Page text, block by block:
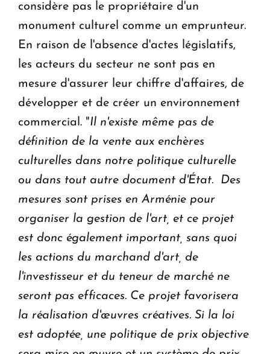
considère pas le propriétaire d'un
monument culturel comme un emprunteur.
En raison de l'absence d'actes législatifs,
les acteurs du secteur ne sont pas en
mesure d'assurer leur chiffre d'affaires, de
développer et de créer un environnement
commercial. "Il n'existe même pas de
définition de la vente aux enchères
culturelles dans notre politique culturelle
ou dans tout autre document d'État. Des
mesures sont prises en Arménie pour
organiser la gestion de l'art, et ce projet
est donc également important, sans quoi
les actions du marchand d'art, de
l'investisseur et du teneur de marché ne
seront pas efficaces. Ce projet favorisera
la réalisation d'œuvres créatives. Si la loi
est adoptée, une politique de prix objective